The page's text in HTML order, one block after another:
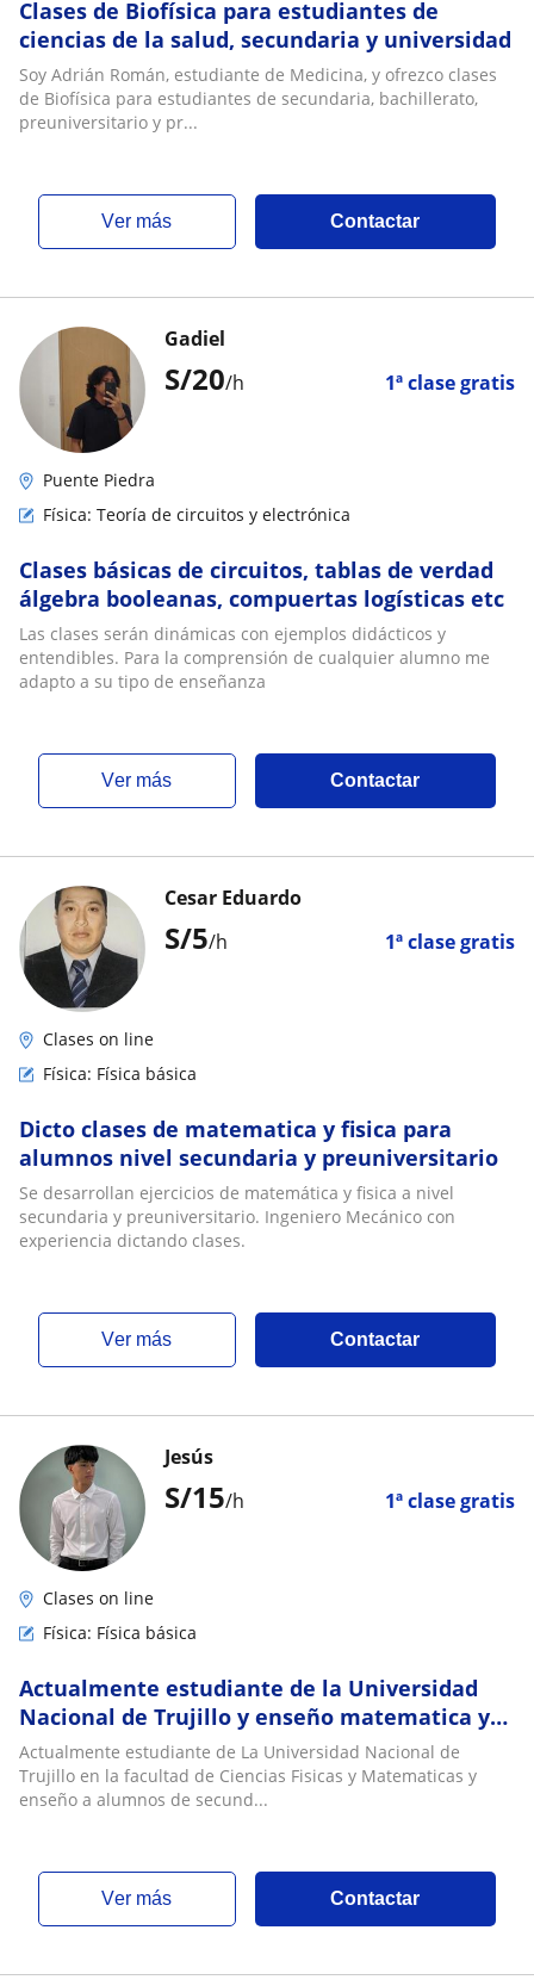
Clases de Biofísica para estudiantes de
ciencias de la salud, secundaria y universidad
Soy Adrián Román, estudiante de Medicina, y ofrezco clases
de Biofísica para estudiantes de secundaria, bachillerato,
preuniversitario y pr...
ver más Contactar
S/20/h 1ª clase gratis
Gadiel
Puente Piedra
Física: Teoría de circuitos y electrónica
Clases básicas de circuitos, tablas de verdad
álgebra booleanas, compuertas logísticas etc
Las clases serán dinámicas con ejemplos didácticos y
entendibles. Para la comprensión de cualquier alumno me
adapto a su tipo de enseñanza
ver más Contactar
S/5/h 1ª clase gratis
Cesar Eduardo
Clases on line
Física: Física básica
Dicto clases de matematica y fisica para
alumnos nivel secundaria y preuniversitario
Se desarrollan ejercicios de matemática y fisica a nivel
secundaria y preuniversitario. Ingeniero Mecánico con
experiencia dictando clases.
ver más Contactar
S/15/h 1ª clase gratis
Jesús
Clases on line
Física: Física básica
Actualmente estudiante de la Universidad
Nacional de Trujillo y enseño matematica y
fisica
Actualmente estudiante de La Universidad Nacional de
Trujillo en la facultad de Ciencias Fisicas y Matematicas y
enseño a alumnos de secund...
ver más Contactar